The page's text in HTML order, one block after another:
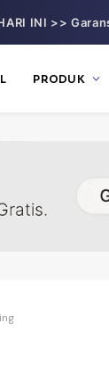
INI >>
PRODUK